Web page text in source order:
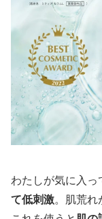
わたしが気に入っ
て低刺激。肌荒れ